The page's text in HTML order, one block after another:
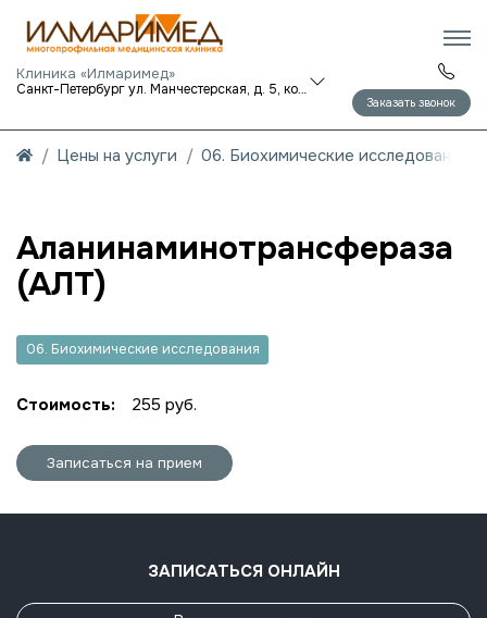
Клиника «Илмаримед»
Санкт-Петербург ул. Манчестерская, д. 5, корп. 1
Заказать звонок
Цены на услуги 06. Биохимические исследования
Аланинаминотрансфераза
(АЛТ)
06. Биохимические исследования
Стоимость: 255 руб.
Записаться на прием
ЗАПИСАТЬСЯ ОНЛАЙН